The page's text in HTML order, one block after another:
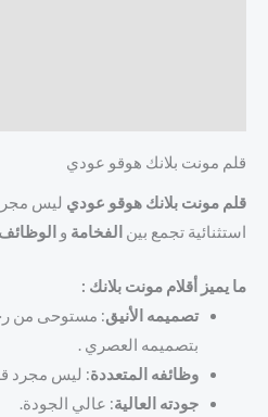
قلم مونت بلانك هوقو عودي
قلم مونت بلانك هوقو عودي ليس
استثنائية تجمع بين الفخامة و
ما يميز أقلام مونت بلانك :
تصميمه الأنيق: مستوحى من
بتصميمه العصري .
وظائفه المتعددة: ليس مجرد
جودته العالية: عالي الجودة.